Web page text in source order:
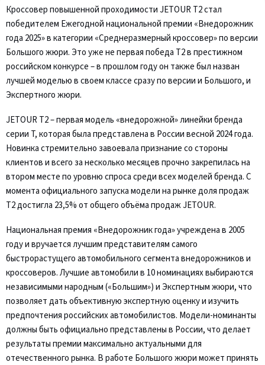
Кроссовер повышенной проходимости JETOUR Т2 стал
победителем Ежегодной национальной премии «Внедорожник
года 2025» в категории «Среднеразмерный кроссовер» по версии
Большого жюри. Это уже не первая победа Т2 в престижном
российском конкурсе – в прошлом году он также был назван
лучшей моделью в своем классе сразу по версии и Большого, и
Экспертного жюри.
JETOUR T2 – первая модель «внедорожной» линейки бренда
серии Т, которая была представлена в России весной 2024 года.
Новинка стремительно завоевала признание со стороны
клиентов и всего за несколько месяцев прочно закрепилась на
втором месте по уровню спроса среди всех моделей бренда. С
момента официального запуска модели на рынке доля продаж
T2 достигла 23,5% от общего объёма продаж JETOUR.
Национальная премия «Внедорожник года» учреждена в 2005
году и вручается лучшим представителям самого
быстрорастущего автомобильного сегмента внедорожников и
кроссоверов. Лучшие автомобили в 10 номинациях выбираются
независимыми народным («Большим») и Экспертным жюри, что
позволяет дать объективную экспертную оценку и изучить
предпочтения российских автомобилистов. Модели-номинанты
должны быть официально представлены в России, что делает
результаты премии максимально актуальными для
отечественного рынка. В работе Большого жюри может принять